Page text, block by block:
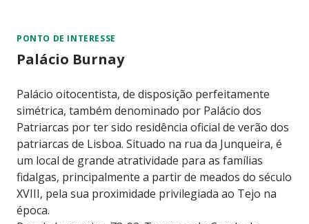
PONTO DE INTERESSE
Palácio Burnay
Palácio oitocentista, de disposição perfeitamente
simétrica, também denominado por Palácio dos
Patriarcas por ter sido residência oficial de verão dos
patriarcas de Lisboa. Situado na rua da Junqueira, é
um local de grande atratividade para as famílias
fidalgas, principalmente a partir de meados do século
XVIII, pela sua proximidade privilegiada ao Tejo na
época.